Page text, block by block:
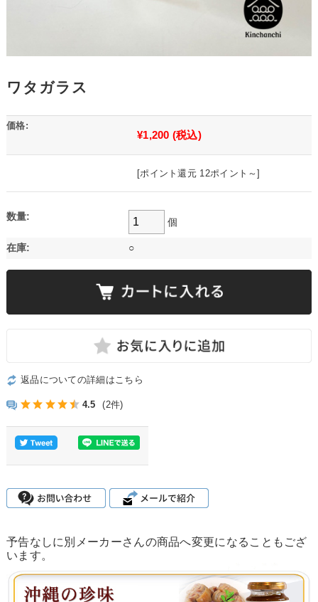
ワタガラス
価格:
¥1,200 (税込)
[ポイント還元 12ポイント～]
数量:
個
在庫: ○
返品についての詳細はこちら
4.5 (2件)
予告なしに別メーカーさんの商品へ変更になることもござ
います。